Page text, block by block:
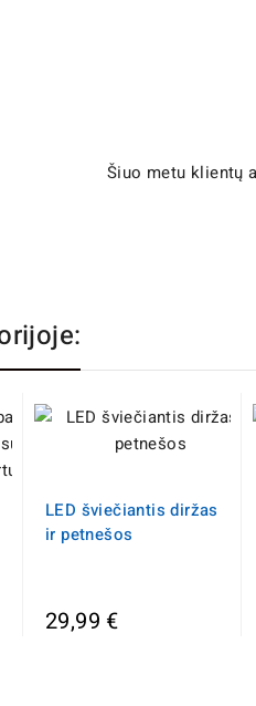
Šiuo metu klientų
LED šviečiantis diržas
ir petnešos
29,99 €